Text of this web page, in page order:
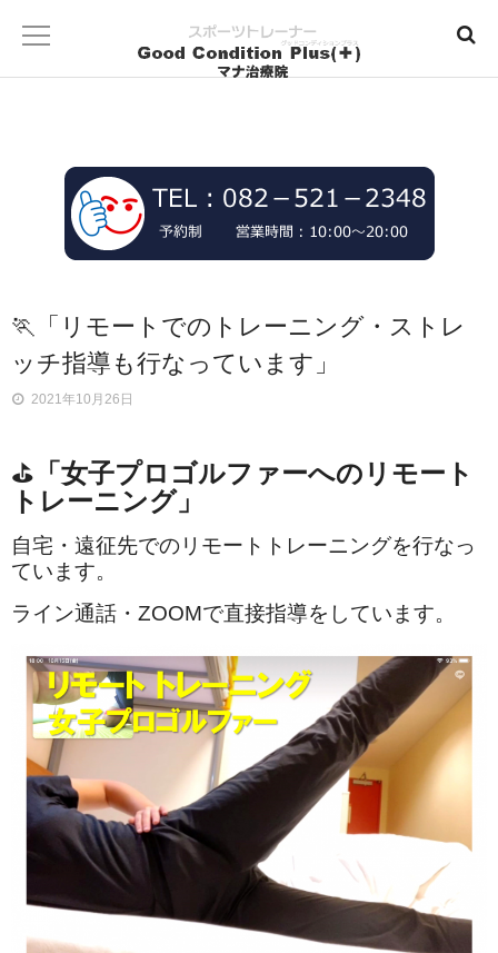
🏃「リモートでのトレーニング・ストレ
ッチ指導も行なっています」
2021年10月26日
⛳ 「女子プロゴルファーへのリモート
トレーニング」
自宅・遠征先でのリモートトレーニングを行なっ
ています。
ライン通話・ZOOMで直接指導をしています。